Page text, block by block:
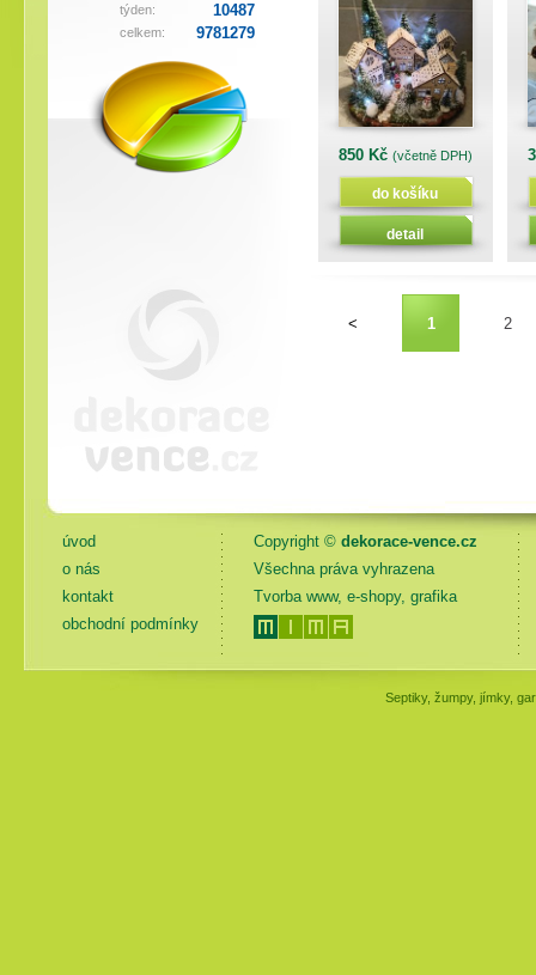
týden: 10487
celkem: 9781279
850 Kč (včetně DPH)
do košíku
detail
< 1 2
úvod
o nás
kontakt
obchodní podmínky
Copyright © dekorace-vence.cz
Všechna práva vyhrazena
Tvorba www, e-shopy, grafika
Septiky, žumpy, jímky,